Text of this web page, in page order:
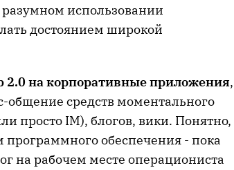
использовании
достоянием широкой
2.0 на корпоративные приложения,
средств моментального
просто IM), блогов, вики. Понятно,
обеспечения - пока
на рабочем месте операциониста